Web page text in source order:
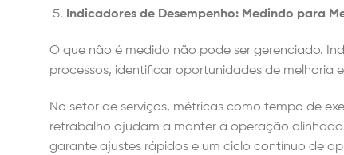
Indicadores de Desempenho: Medindo para
O que não é medido não pode ser gerenciado.
processos, identificar oportunidades de melhoria
No setor de serviços, métricas como tempo de
retrabalho ajudam a manter a operação
garante ajustes rápidos e um ciclo contínuo de